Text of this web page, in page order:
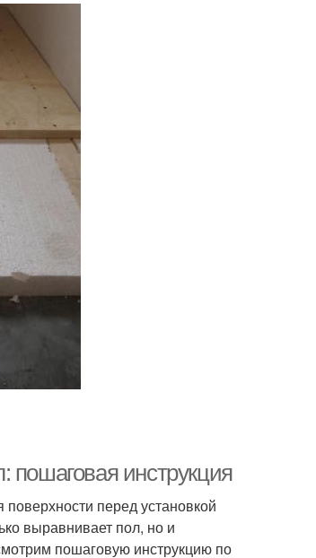
пошаговая инструкция
перед установкой
выравнивает пол, но и
пошаговую инструкцию по